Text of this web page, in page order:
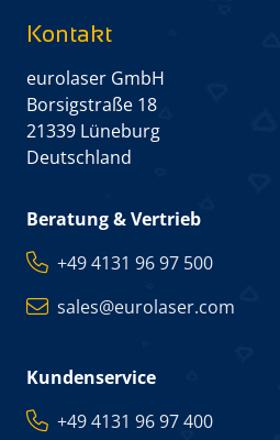
Kontakt
eurolaser GmbH
Borsigstraße 18
21339 Lüneburg
Deutschland
Beratung & Vertrieb
+49 4131 96 97 500
sales@eurolaser.com
Kundenservice
+49 4131 96 97 400